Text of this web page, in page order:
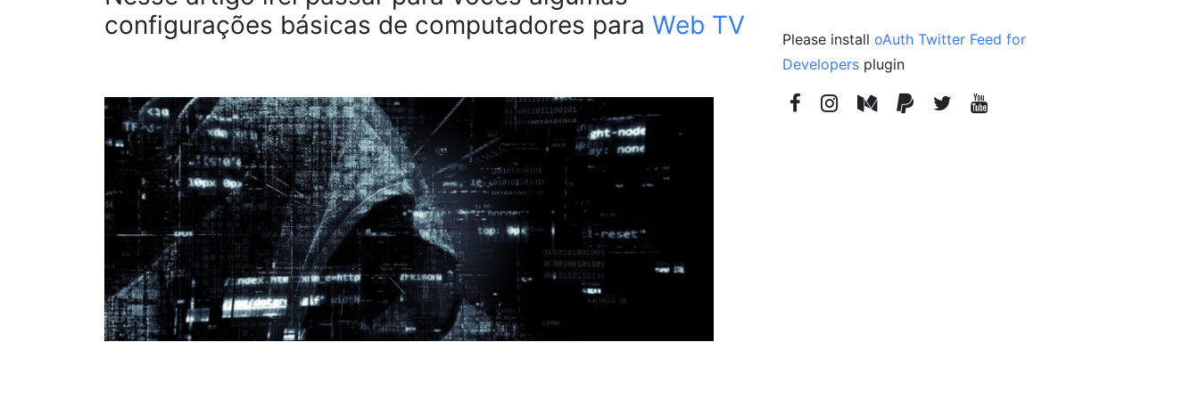
configurações básicas de computadores para Web TV Please install oAuth Twitter Feed for
Developers plugin